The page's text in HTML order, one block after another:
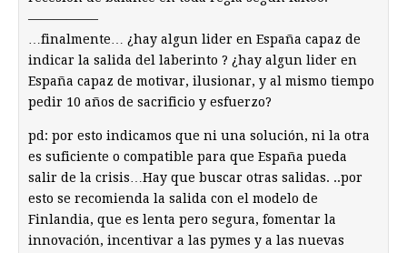
—————–
…finalmente… ¿hay algun lider en España capaz de
indicar la salida del laberinto ? ¿hay algun lider en
España capaz de motivar, ilusionar, y al mismo tiempo
pedir 10 años de sacrificio y esfuerzo?
pd: por esto indicamos que ni una solución, ni la otra
es suficiente o compatible para que España pueda
salir de la crisis…Hay que buscar otras salidas. ..por
esto se recomienda la salida con el modelo de
Finlandia, que es lenta pero segura, fomentar la
innovación, incentivar a las pymes y a las nuevas